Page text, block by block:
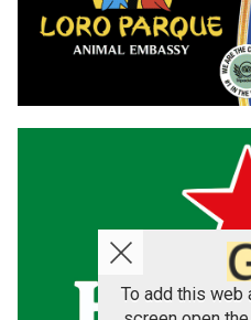
To add this web